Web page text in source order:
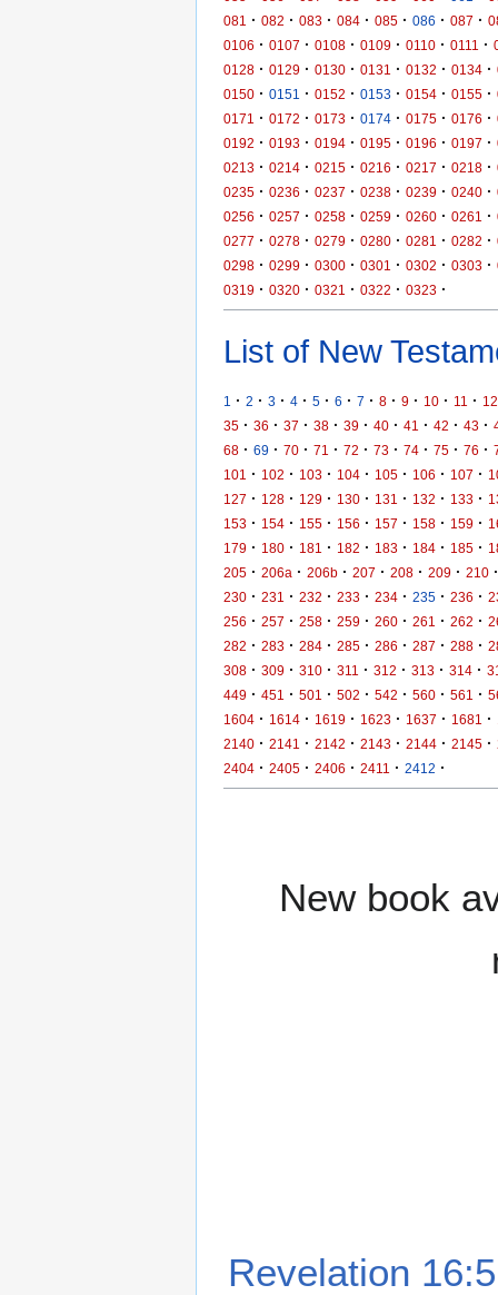
081
· 082 · 083 · 084 · 085 · 086 · 087 ·
0106 · 0107 · 0108 · 0109 · 0110 · 0111 ·
0128 · 0129 · 0130 · 0131 · 0132 · 0134 ·
0150 · 0151 · 0152 · 0153 · 0154 · 0155 ·
0171
· 0172 · 0173 · 0174 · 0175 · 0176 ·
0192 · 0193 · 0194 · 0195 · 0196 · 0197 ·
0213 · 0214 · 0215 · 0216 · 0217 · 0218 ·
0235 · 0236 · 0237 · 0238 · 0239 · 0240 ·
0256 · 0257 · 0258 · 0259 · 0260 · 0261 ·
0277 · 0278 · 0279 · 0280 · 0281 · 0282 ·
0298 · 0299 · 0300 · 0301 · 0302 · 0303 ·
0319 · 0320 · 0321 · 0322 · 0323 ·
List of New
1 · 2 · 3 · 4 · 5 · 6 · 7 · 8 · 9 · 10 · 11 · 12
35 · 36 · 37 · 38 · 39 · 40 · 41 · 42 · 43 ·
68 · 69 · 70 · 71 · 72 · 73 · 74 · 75 · 76 ·
101
· 102 · 103 · 104 · 105 · 106 · 107 ·
127 · 128 · 129 · 130 · 131 · 132 · 133 ·
153 · 154 · 155 · 156 · 157 · 158 · 159 ·
179 · 180 · 181 · 182 · 183 · 184 · 185 ·
205 · 206a · 206b · 207 · 208 · 209 · 210 ·
230 · 231 · 232 · 233 · 234 · 235 · 236 ·
256 · 257 · 258 · 259 · 260 · 261 · 262 ·
282 · 283 · 284 · 285 · 286 · 287 · 288 ·
308 · 309 · 310 · 311 · 312 · 313 · 314 ·
449 · 451 · 501 · 502 · 542 · 560 · 561 ·
1604 · 1614 · 1619 · 1623 · 1637 · 1681 ·
2140 · 2141 · 2142 · 2143 · 2144 · 2145 ·
2404 · 2405 · 2406 · 2411 · 2412 ·
New book
Revelation